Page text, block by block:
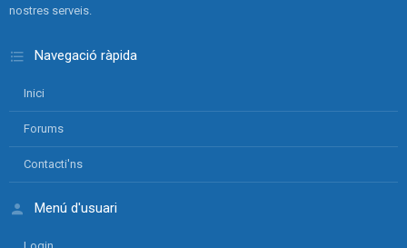
nostres serveis.
Navegació ràpida
Inici
Forums
Contacti'ns
Menú d'usuari